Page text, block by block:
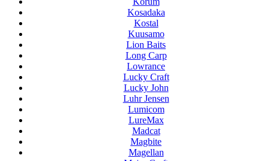
Kosadaka
Kostal
Kuusamo
Lion Baits
Long Carp
Lowrance
Lucky Craft
Lucky John
Luhr Jensen
Lumicom
LureMax
Madcat
Magbite
Magellan